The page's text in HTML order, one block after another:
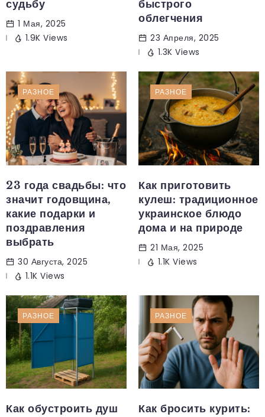
судьбу
1 Мая, 2025
1.9K Views
быстрого
облегчения
23 Апреля, 2025
1.3K Views
РАЗНОЕ
23 года свадьбы: что
значит годовщина,
какие подарки и
поздравления
выбрать
30 Августа, 2025
1.1K Views
РАЗНОЕ
Как приготовить
кулеш: традиционное
украинское блюдо
дома и на природе
21 Мая, 2025
1.1K Views
РАЗНОЕ
Как обустроить душ
РАЗНОЕ
Как бросить курить: